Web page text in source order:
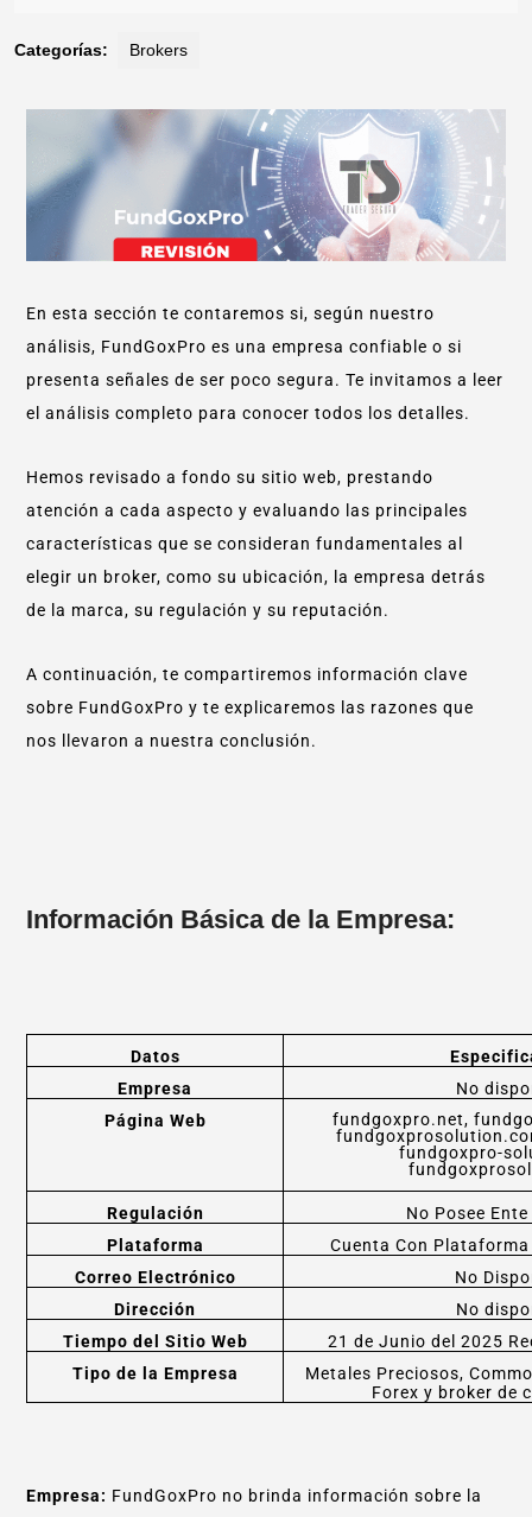
Categorías: Brokers
En esta sección te contaremos si, según nuestro
análisis, FundGoxPro es una empresa confiable o si
presenta señales de ser poco segura. Te invitamos a leer
el análisis completo para conocer todos los detalles.
Hemos revisado a fondo su sitio web, prestando
atención a cada aspecto y evaluando las principales
características que se consideran fundamentales al
elegir un broker, como su ubicación, la empresa detrás
de la marca, su regulación y su reputación.
A continuación, te compartiremos información clave
sobre FundGoxPro y te explicaremos las razones que
nos llevaron a nuestra conclusión.
Información Básica de la Empresa:
Datos
Empresa
No
Página Web
fundgoxpro.net,
fundgoxpro-
Regulación
No Posee
Plataforma
Cuenta Con
Correo Electrónico
No
Dirección
No
Tiempo del Sitio Web
21 de Junio del 2025
Tipo de la Empresa
Metales Preciosos,
Forex y broker de
Empresa: FundGoxPro no brinda información sobre la